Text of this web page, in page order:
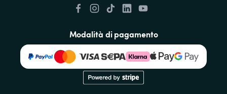
Modalità di pagamento